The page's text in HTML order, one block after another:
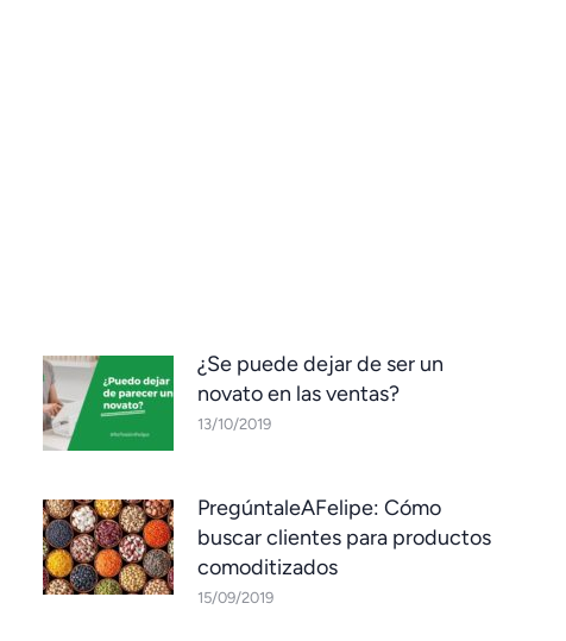
¿Se puede dejar de ser un
novato en las ventas?
13/10/2019
PregúntaleAFelipe: Cómo
buscar clientes para productos
comoditizados
15/09/2019